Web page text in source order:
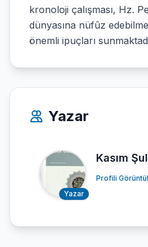
kronoloji çalışması, Hz.
dünyasına nüfûz
önemli ipuçları
Yazar
Yazar
Kasım
Profili